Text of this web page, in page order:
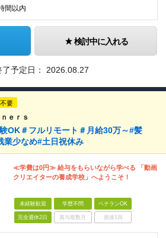
間以内
検討中に入れる
予定日： 2026.08.27
要
ｅｒｓ
OK＃フルリモート＃月給30万～#髪
業少なめ#土日祝休み
≪学費は0円≫ 給与をもらいながら学べる 「動画
クリエイターの養成学校」へようこそ！
未経験歓迎 学歴不問 ベテランOK
完全週休2日 賞与複数月 面接1回